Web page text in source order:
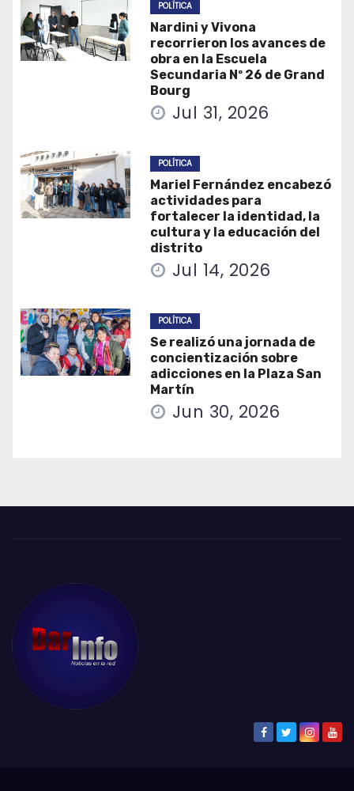
POLÍTICA
Nardini y Vivona
recorrieron los avances de
obra en la Escuela
Secundaria Nº 26 de Grand
Bourg
Jul 31, 2026
POLÍTICA
Mariel Fernández encabezó
actividades para
fortalecer la identidad, la
cultura y la educación del
distrito
Jul 14, 2026
POLÍTICA
Se realizó una jornada de
concientización sobre
adicciones en la Plaza San
Martín
Jun 30, 2026